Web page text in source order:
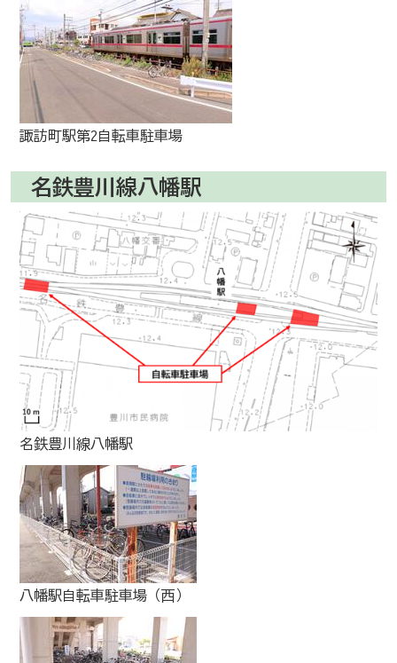
諏訪町駅第2自転車駐車場
名鉄豊川線八幡駅
名鉄豊川線八幡駅
八幡駅自転車駐車場（西）